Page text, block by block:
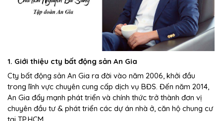
1. Giới thiệu cty bất động sản An Gia
Cty bất động sản An Gia ra đời vào năm 2006, khởi đầu
trong lĩnh vực chuyên cung cấp dịch vụ BĐS. Đến năm 2014,
An Gia đẩy mạnh phát triển và chính thức trở thành đơn vị
chuyên đầu tư & phát triển các dự án nhà ở, căn hộ chung cư